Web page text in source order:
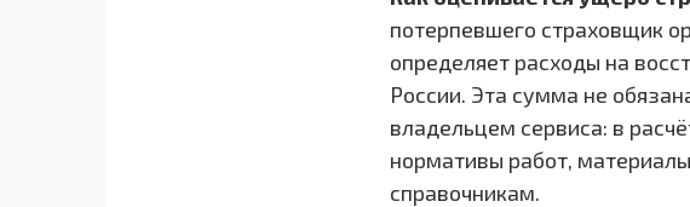
потерпевшего страховщик
определяет расходы на
России. Эта сумма не
владельцем сервиса: в
нормативы работ,
справочникам.